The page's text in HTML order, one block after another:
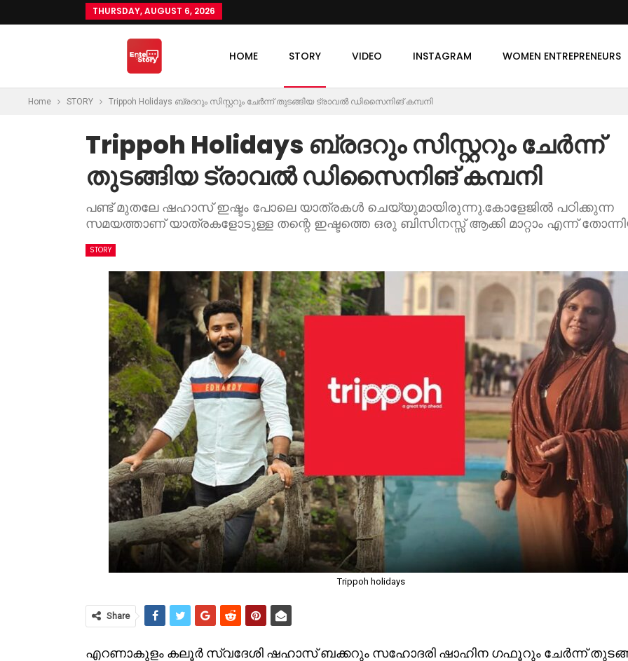
THURSDAY, AUGUST 6, 2026
HOME STORY VIDEO INSTAGRAM WOMEN ENTREPRENEURS
Home STORY Trippoh Holidays ബ്രദറും സിസ്റ്ററും ചേർന്ന് തുടങ്ങിയ ട്രാവൽ ഡിസൈനിങ് കമ്പനി
Trippoh Holidays ബ്രദറും സിസ്റ്ററും ചേർന്ന്
തുടങ്ങിയ ട്രാവൽ ഡിസൈനിങ് കമ്പനി
പണ്ട് മുതലേ ഷഹാസ് ഇഷ്ടം പോലെ യാത്രകൾ ചെയ്യുമായിരുന്നു.കോളേജിൽ പഠിക്കുന്ന
സമയത്താണ് യാത്രകളോടുള്ള തന്റെ ഇഷ്ടത്തെ ഒരു ബിസിനസ്സ് ആക്കി മാറ്റാം എന്ന്
STORY
Trippoh holidays
Share
എറണാകുളം കലൂർ സ്വദേശി ഷഹാസ് ബക്കറും സഹോദരി ഷാഹിന ഗഫൂറും ചേർന്ന്